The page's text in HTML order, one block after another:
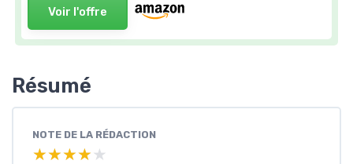
Voir l'offre
Résumé
NOTE DE LA RÉDACTION
★★★★★
★★★★★